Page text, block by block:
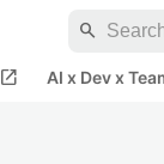
search
open_in_new AI x Dev x